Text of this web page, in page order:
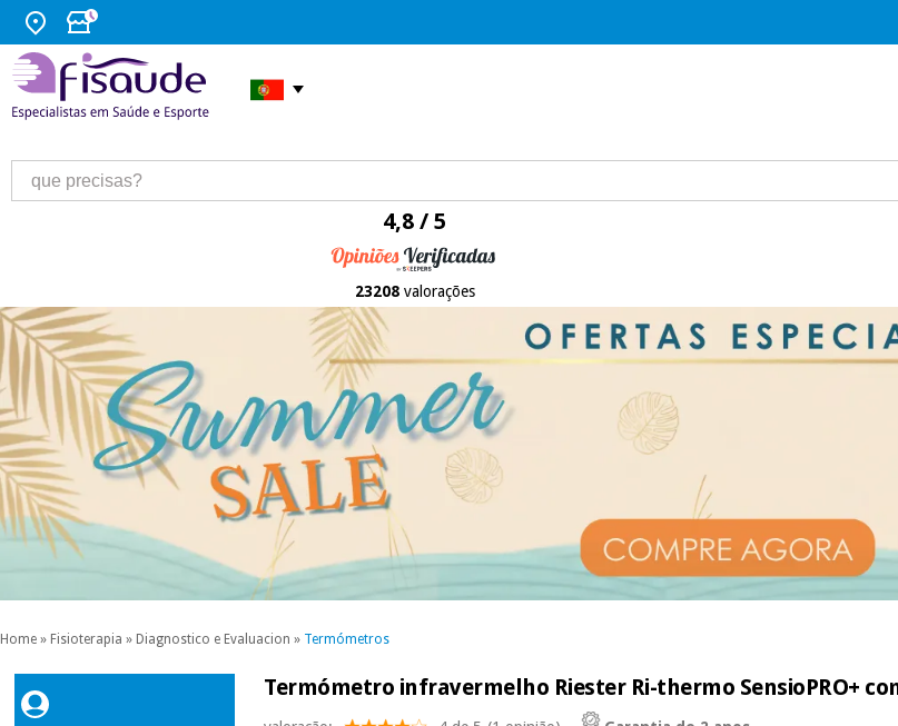
4,8 / 5
23208valorações
Home » Fisioterapia » Diagnostico e Evaluacion » Termómetros
Termómetro infravermelho Riester Ri-thermo SensioPRO+